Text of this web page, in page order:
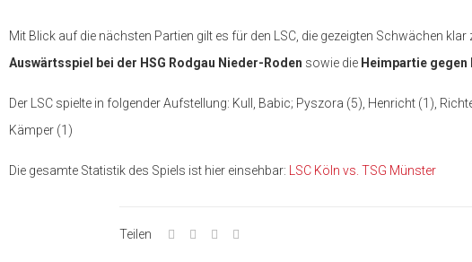
Mit Blick auf die nächsten Partien gilt es für den LSC, die gezeigten Schwächen
Auswärtsspiel bei der HSG Rodgau Nieder-Roden sowie die Heimpartie gegen
Der LSC spielte in folgender Aufstellung: Kull, Babic; Pyszora (5), Henricht (1),
Kämper (1)
Die gesamte Statistik des Spiels ist hier einsehbar: LSC Köln vs. TSG Münster
Teilen